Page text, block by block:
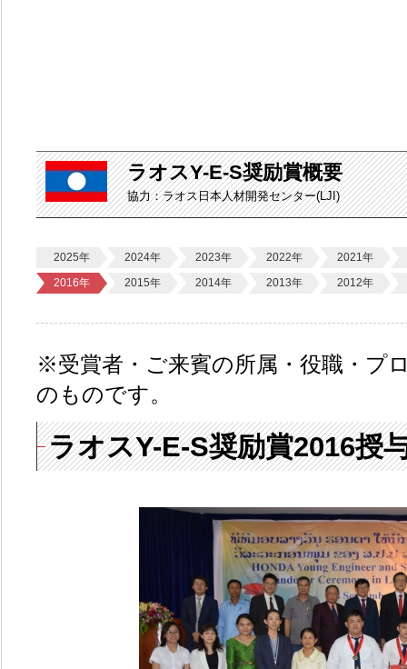
ラオスY-E-S奨励賞概要
協力：ラオス日本人材開発センター(LJI)
2025年 2024年 2023年 2022年
2021年
2016年
2015年 2014年 2013年 2012年
※受賞者・ご来賓の所属・役職・プ
のものです。
ラオスY-E-S奨励賞2016授